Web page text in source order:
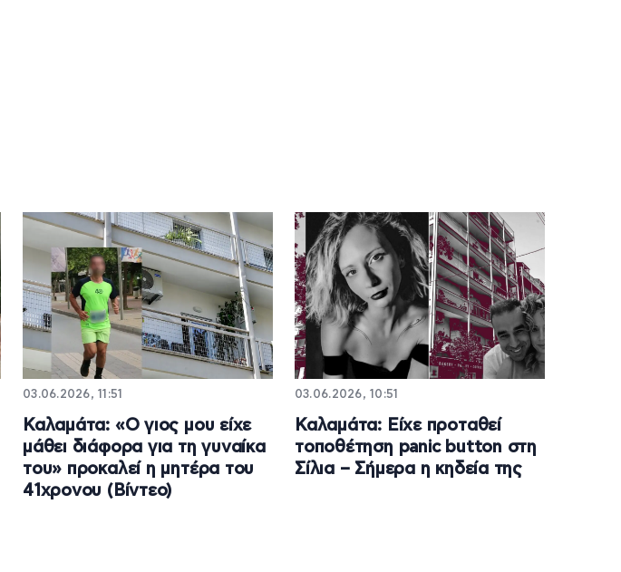
03.06.2026, 11:51
Καλαμάτα: «Ο γιος μου είχε
μάθει διάφορα για τη γυναίκα
του» προκαλεί η μητέρα του
41χρονου (Βίντεο)
03.06.2026, 10:51
Καλαμάτα: Είχε προταθεί
τοποθέτηση panic button στη
Σίλια – Σήμερα η κηδεία της